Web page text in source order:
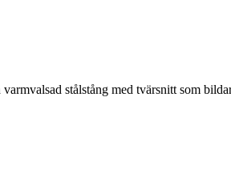
stålstång med tvärsnitt som